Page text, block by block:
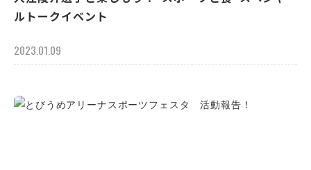
ルトークイベント
2023.01.09